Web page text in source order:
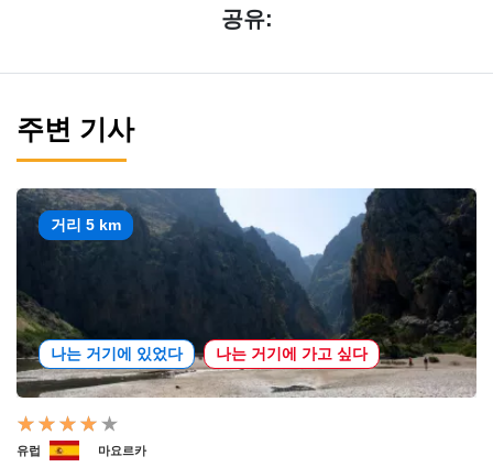
공유:
주변 기사
거리 5 km
나는 거기에 있었다 나는 거기에 가고 싶다
유럽 마요르카